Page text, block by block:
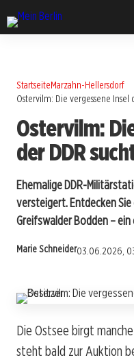
StartseiteMarzahn-Hellersdorf
Ostervilm: Die vergessene
Ostervilm:
der DDR
Ehemalige DDR-
versteigert. Entdecken
Greifswalder Bodden –
Marie Schneider03.06.2026,
Die Ostsee birgt
steht bald zur Auktion